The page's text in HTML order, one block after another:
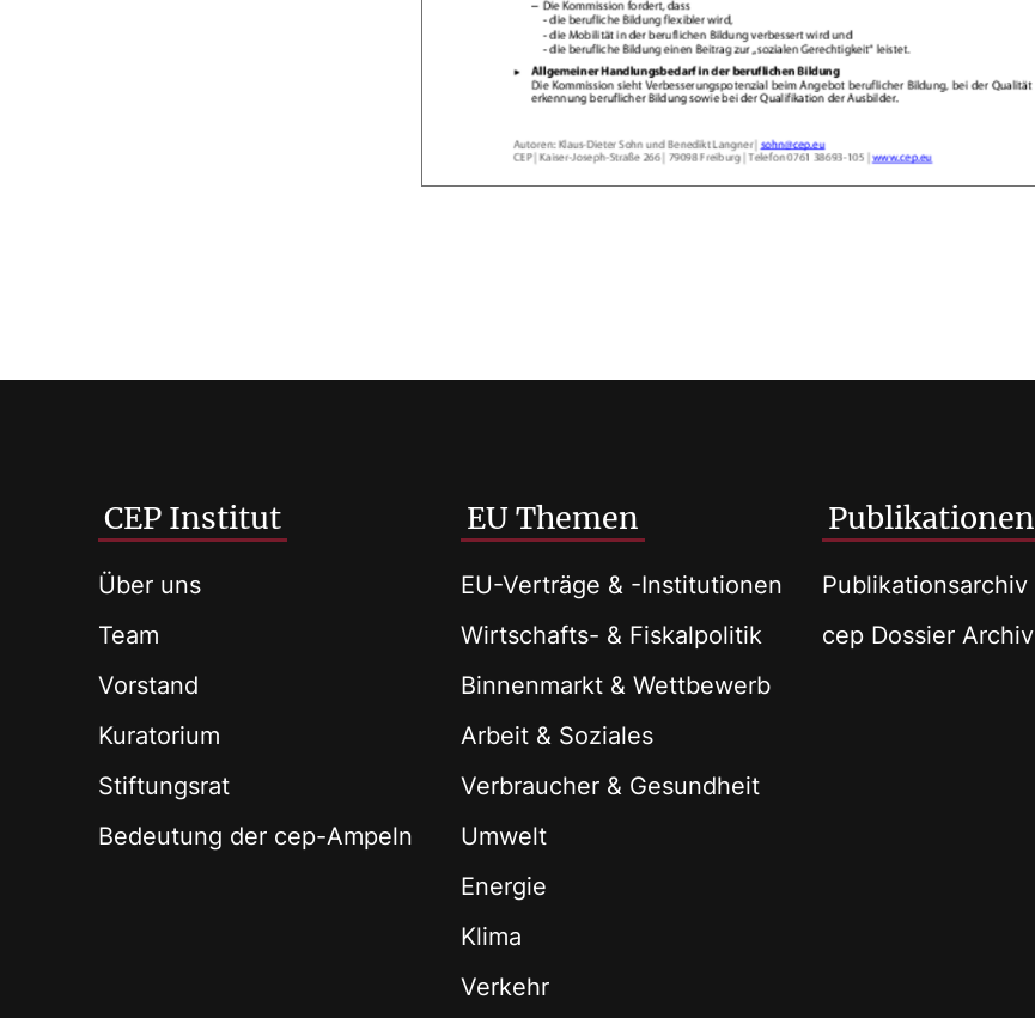
CEP Institut
Über uns
Team
Vorstand
Kuratorium
Stiftungsrat
Bedeutung der cep-Ampeln
EU Themen
EU-Verträge & -Institutionen
Wirtschafts- & Fiskalpolitik
Binnenmarkt & Wettbewerb
Arbeit & Soziales
Verbraucher & Gesundheit
Umwelt
Energie
Klima
Verkehr
Publikationen
Publikationsarchiv
cep Dossier Archiv